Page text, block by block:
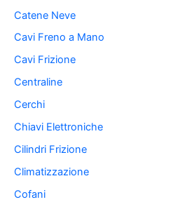
Catene Neve
Cavi Freno a Mano
Cavi Frizione
Centraline
Cerchi
Chiavi Elettroniche
Cilindri Frizione
Climatizzazione
Cofani